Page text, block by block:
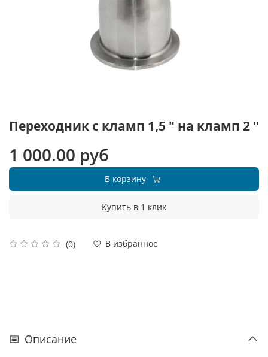
Переходник с кламп 1,5 " на кламп 2 "
(0) В избранное
1 000.00 руб
В корзину
Купить в 1 клик
Описание